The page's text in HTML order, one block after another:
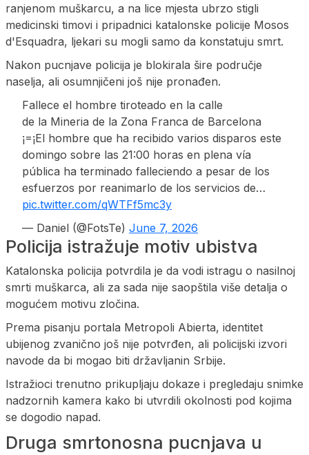
ranjenom muškarcu, a na lice mjesta ubrzo stigli
medicinski timovi i pripadnici katalonske policije Mosos
d'Esquadra, ljekari su mogli samo da konstatuju smrt.
Nakon pucnjave policija je blokirala šire područje
naselja, ali osumnjičeni još nije pronađen.
Fallece el hombre tiroteado en la calle
de la Mineria de la Zona Franca de Barcelona
¡=¡El hombre que ha recibido varios disparos este
domingo sobre las 21:00 horas en plena vía
pública ha terminado falleciendo a pesar de los
esfuerzos por reanimarlo de los servicios de…
pic.twitter.com/qWTFf5mc3y
— Daniel (@FotsTe) June 7, 2026
Policija istražuje motiv ubistva
Katalonska policija potvrdila je da vodi istragu o nasilnoj
smrti muškarca, ali za sada nije saopštila više detalja o
mogućem motivu zločina.
Prema pisanju portala Metropoli Abierta, identitet
ubijenog zvanično još nije potvrđen, ali policijski izvori
navode da bi mogao biti državljanin Srbije.
Istražioci trenutno prikupljaju dokaze i pregledaju snimke
nadzornih kamera kako bi utvrdili okolnosti pod kojima
se dogodio napad.
Druga smrtonosna pucnjava u